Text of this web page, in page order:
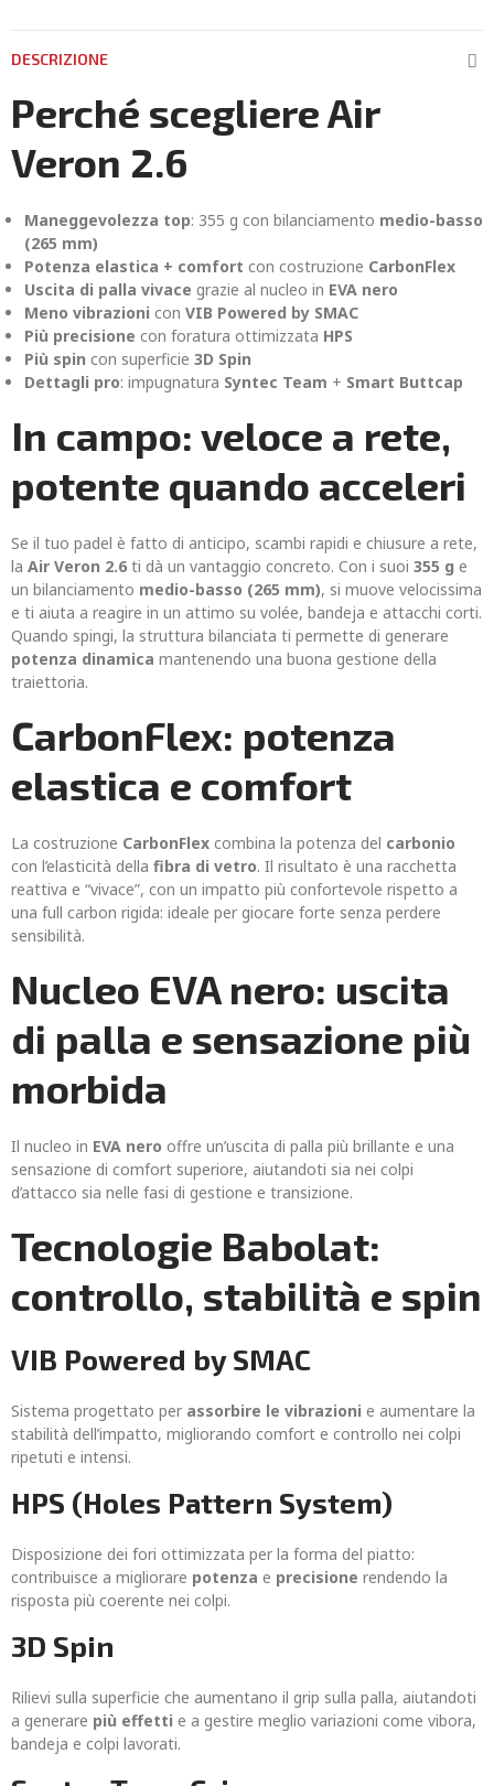
DESCRIZIONE
Perché scegliere Air
Veron 2.6
Maneggevolezza top: 355 g con bilanciamento medio-basso
(265 mm)
Potenza elastica + comfort con costruzione CarbonFlex
Uscita di palla vivace grazie al nucleo in EVA nero
Meno vibrazioni con VIB Powered by SMAC
Più precisione con foratura ottimizzata HPS
Più spin con superficie 3D Spin
Dettagli pro: impugnatura Syntec Team + Smart Buttcap
In campo: veloce a rete,
potente quando acceleri
Se il tuo padel è fatto di anticipo, scambi rapidi e chiusure a rete,
la Air Veron 2.6 ti dà un vantaggio concreto. Con i suoi 355 g e
un bilanciamento medio-basso (265 mm), si muove velocissima
e ti aiuta a reagire in un attimo su volée, bandeja e attacchi corti.
Quando spingi, la struttura bilanciata ti permette di generare
potenza dinamica mantenendo una buona gestione della
traiettoria.
CarbonFlex: potenza
elastica e comfort
La costruzione CarbonFlex combina la potenza del carbonio
con l’elasticità della fibra di vetro. Il risultato è una racchetta
reattiva e “vivace”, con un impatto più confortevole rispetto a
una full carbon rigida: ideale per giocare forte senza perdere
sensibilità.
Nucleo EVA nero: uscita
di palla e sensazione più
morbida
Il nucleo in EVA nero offre un’uscita di palla più brillante e una
sensazione di comfort superiore, aiutandoti sia nei colpi
d’attacco sia nelle fasi di gestione e transizione.
Tecnologie Babolat:
controllo, stabilità e spin
VIB Powered by SMAC
Sistema progettato per assorbire le vibrazioni e aumentare la
stabilità dell’impatto, migliorando comfort e controllo nei colpi
ripetuti e intensi.
HPS (Holes Pattern System)
Disposizione dei fori ottimizzata per la forma del piatto:
contribuisce a migliorare potenza e precisione rendendo la
risposta più coerente nei colpi.
3D Spin
Rilievi sulla superficie che aumentano il grip sulla palla, aiutandoti
a generare più effetti e a gestire meglio variazioni come vibora,
bandeja e colpi lavorati.